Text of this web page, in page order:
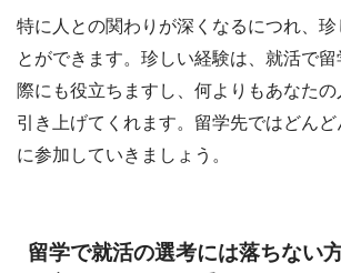
特に人との関わりが深くなるにつれ、珍
とができます。珍しい経験は、就活で
際にも役立ちますし、何よりもあなた
引き上げてくれます。留学先ではどんど
に参加していきましょう。
留学で就活の選考には落ちない